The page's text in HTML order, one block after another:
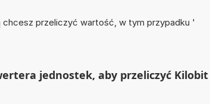
przeliczyć wartość, w tym przypadku '
jednostek, aby przeliczyć Kilobit